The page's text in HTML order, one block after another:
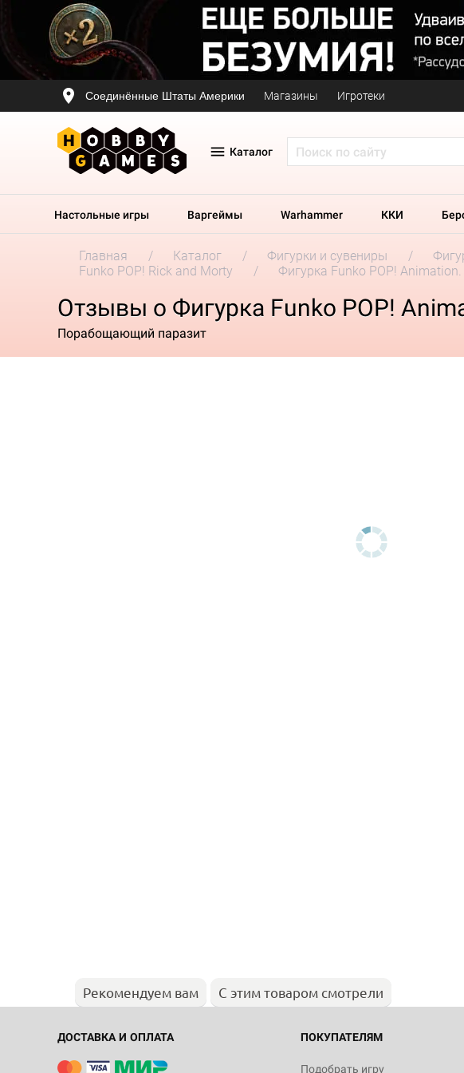
Соединённые Штаты Америки Магазины Игротеки
Каталог
Настольные игры Варгеймы Warhammer ККИ
Главная Каталог Фигурки и сувениры
Funko POP! Rick and Morty
Фигурка Funko POP!
Отзывы о Фигурка Funko POP!
Порабощающий паразит
Рекомендуем вам С этим товаром смотрели
ДОСТАВКА И ОПЛАТА ПОКУПАТЕЛЯМ
Подобрать игру